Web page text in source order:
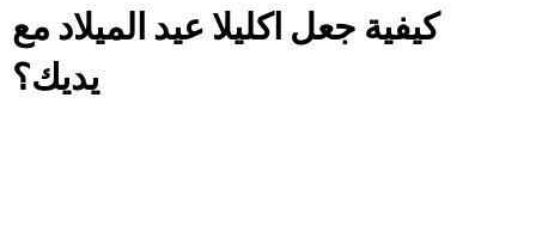
كيفية جعل اكليلا عيد الميلاد مع
يديك؟